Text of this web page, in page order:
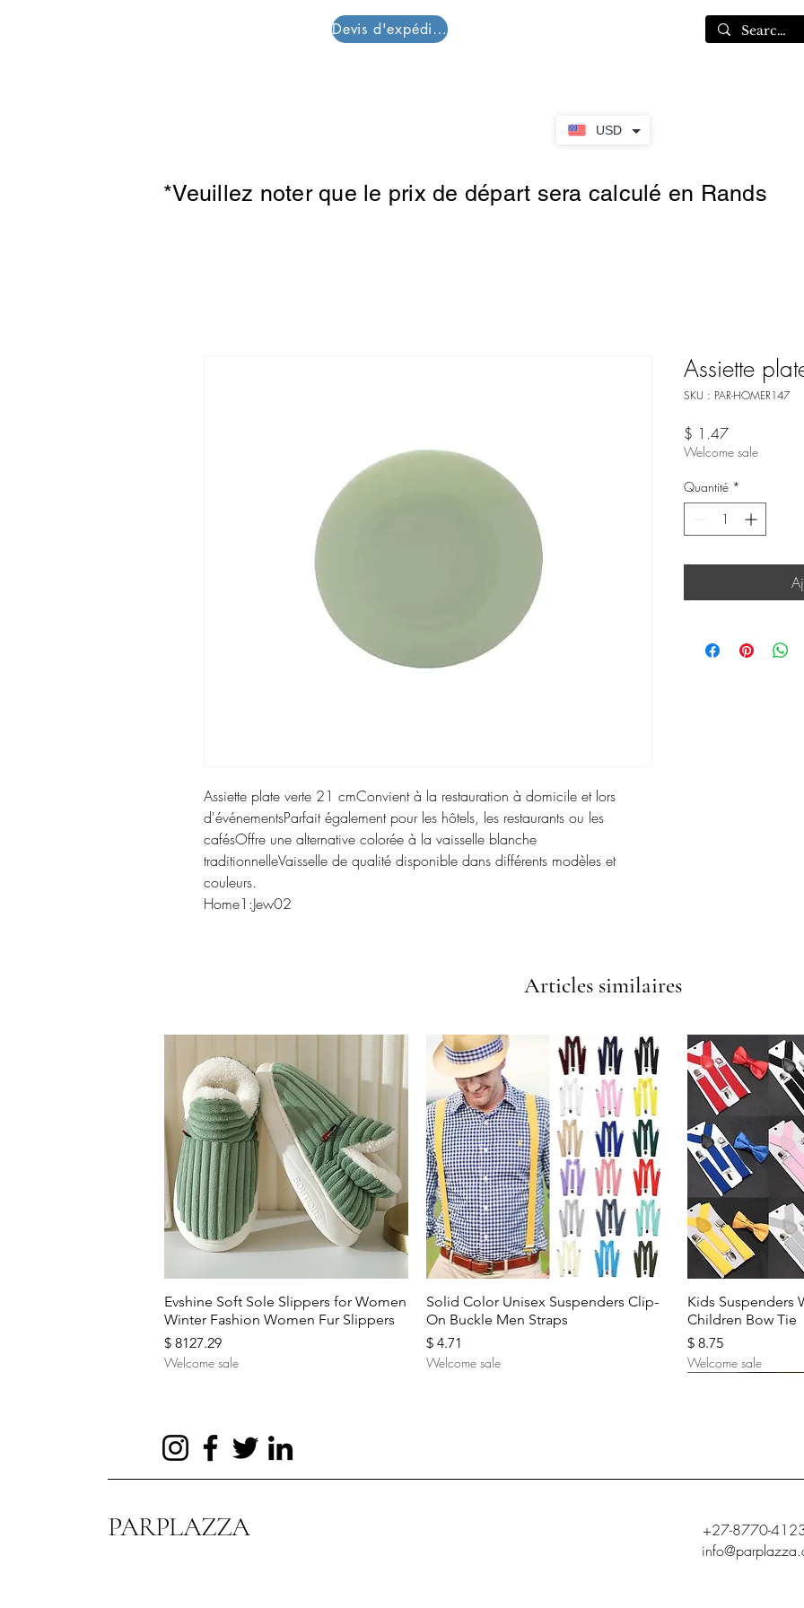
USD
Devis d'expédition
*Veuillez noter que le prix de départ sera calculé en Rands
Assiette plate verte 21 cmConvient à la restauration à domicile et lors
d'événementsParfait également pour les hôtels, les restaurants ou les
cafésOffre une alternative colorée à la vaisselle blanche
traditionnelleVaisselle de qualité disponible dans différents modèles et
couleurs.
Home1:Jew02
Assiette
SKU : PAR-HOMER147
$ 1.47Prix
Welcome sale
Quantité *
Articles similaires
Aperçu rapide
Evshine Soft Sole Slippers for Women
Winter Fashion Women Fur Slippers
Prix
$ 8127.29
Welcome sale
Aperçu rapide
Solid Color Unisex Suspenders Clip-
On Buckle Men Straps
Prix
$ 4.71
Welcome sale
Kids Suspenders
Children Bow Tie
Prix
$ 8.75
Welcome sale
PARPLAZZA +27-8770-